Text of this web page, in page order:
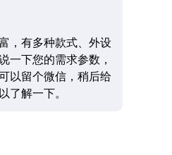
，有多种款式、外设
一下您的需求参数，
以留个微信，稍后给
了解一下。